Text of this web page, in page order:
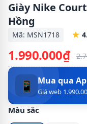
Giày Nike
Hồng
Mã: MSN1718
1.990.000₫
📱 Mua qua
Giá web
Màu sắc